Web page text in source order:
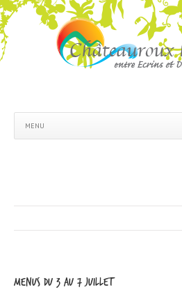
MENU
menus du 3 au 7 juillet